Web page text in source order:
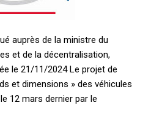
auprès de la ministre du
et de la décentralisation,
le 21/11/2024 Le projet de
et dimensions » des véhicules
12 mars dernier par le